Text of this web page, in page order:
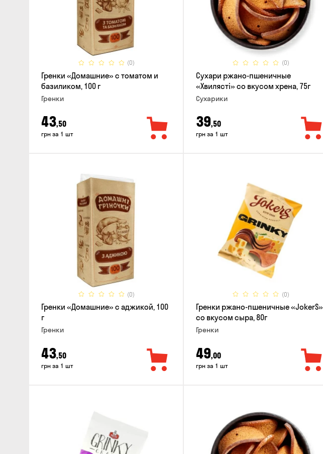
(0)
Гренки «Домашние» с томатом и
базиликом, 100 г
Гренки
43,50
грн за 1 шт
(0)
Сухари ржано-пшеничные
«Хвилясті» со вкусом хрена, 75г
Сухарики
39,50
грн за 1 шт
(0)
Гренки «Домашние» с аджикой, 100
г
Гренки
43,50
грн за 1 шт
(0)
Гренки ржано-пшеничные «JokerS»
со вкусом сыра, 80г
Гренки
49,00
грн за 1 шт